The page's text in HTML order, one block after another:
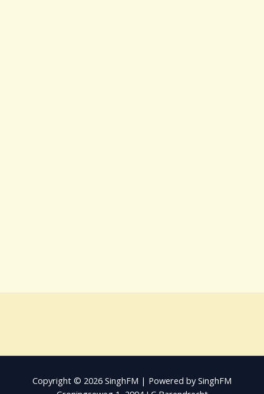
Copyright © 2026 SinghFM | Powered by SinghFM